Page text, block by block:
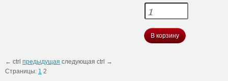
В корзину
← ctrl предыдущая следующая ctrl →
Страницы: 1 2